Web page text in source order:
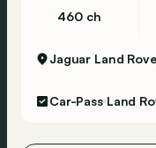
460 ch
Jaguar Land
Car-Pass Land